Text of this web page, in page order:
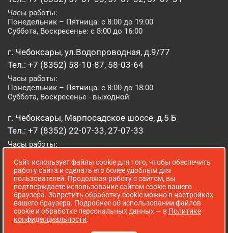
Часы работы:
Понедельник – Пятница: с 8:00 до 19:00
Суббота, Воскресенье: с 8:00 до 16:00
г. Чебоксары, ул.Водопроводная, д.9/77
Тел.: +7 (8352) 58-10-87, 58-03-64
Часы работы:
Понедельник – Пятница: с 8:00 до 18:00
Суббота, Воскресенье - выходной
г. Чебоксары, Марпосадское шоссе, д.5 Б
Тел.: +7 (8352) 22-07-33, 27-07-33
Часы работы:
Суббота, Воскресенье: с 8:00 до 16:00
г. Йошкар-Ола, ул. Луначарского, д. 52 А
Тел.: (8362) 41-07-31
Часы работы:
Понедельник – Пятница: с 8:00 до 18:00
Сайт использует файлы cookie для того, чтобы обеспечить
работу сайта и сделать его более удобным для
пользователей. Продолжая работу с сайтом, вы
подтверждаете использование сайтом cookie вашего
браузера. Запретить обработку cookie можно в настройках
вашего браузера. Подробнее об использовании файлов
cookie и обработке персональных данных — в Политике
конфиденциальности.